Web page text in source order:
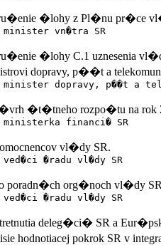
�lohy z Pl�nu pr�ce
minister vn�tra SR
�lohy C.1 uznesenia
dopravy, p��t a
minister dopravy, p��t a
�t�tneho rozpo�tu na rok
ministerka financi� SR
vl�dy SR.
�radu vl�dy SR
poradn�ch org�noch vl�dy
�radu vl�dy SR
deleg�ci� SR a
hodnotiacej pokrok SR v